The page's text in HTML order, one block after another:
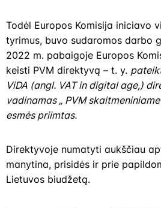
Todėl Europos Komisija iniciavo
tyrimus, buvo sudaromos darbo
2022 m. pabaigoje Europos
keisti PVM direktyvą – t. y.
ViDA (angl. VAT in digital age,)
vadinamas „ PVM
esmės priimtas.
Direktyvoje numatyti aukščiau
manytina, prisidės ir prie
Lietuvos biudžetą.